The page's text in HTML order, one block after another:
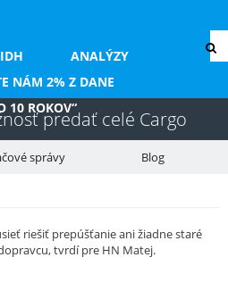
ANALÝZY
NÁM 2% Z DANE
10 ROKOV“predať celé Cargo
správy Blog
riešiť prepúšťanie ani žiadne staré
tvrdí pre HN Matej.